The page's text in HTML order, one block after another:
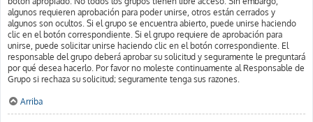
algunos requieren aprobación para poder unirse, otros están cerrados y
algunos son ocultos. Si el grupo se encuentra abierto, puede unirse haciendo
clic en el botón correspondiente. Si el grupo requiere de aprobación para
unirse, puede solicitar unirse haciendo clic en el botón correspondiente. El
responsable del grupo deberá aprobar su solicitud y seguramente le preguntará
por qué desea hacerlo. Por favor no moleste continuamente al Responsable de
Grupo si rechaza su solicitud; seguramente tenga sus razones.
Arriba